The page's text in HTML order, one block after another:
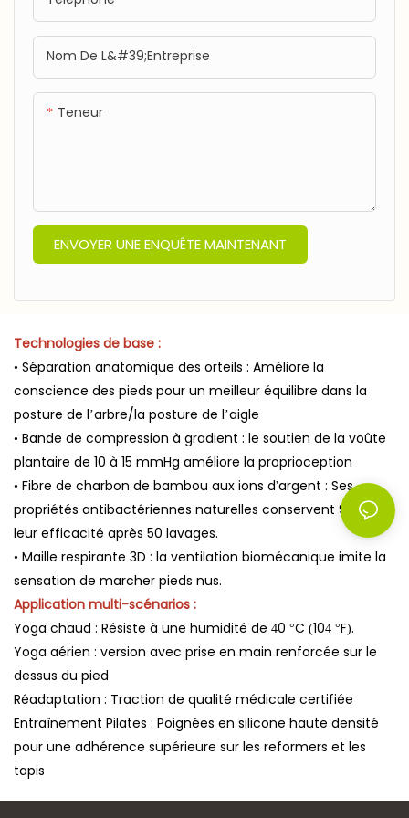
Nom De L&#39;entreprise
Teneur
ENVOYER UNE ENQUÊTE MAINTENANT
qualité
Technologies de base :
• Séparation anatomique des orteils : Améliore la
conscience des pieds pour un meilleur équilibre dans la
posture de l’arbre/la posture de l’aigle
• Bande de compression à gradient : le soutien de la voûte
plantaire de 10 à 15 mmHg améliore la proprioception
• Fibre de charbon de bambou aux ions d'argent : Ses
propriétés antibactériennes naturelles conservent 99 % de
leur efficacité après 50 lavages.
• Maille respirante 3D : la ventilation biomécanique imite la
sensation de marcher pieds nus.
Application multi-scénarios :
Yoga chaud : Résiste à une humidité de 40 °C (104 °F).
Yoga aérien : version avec prise en main renforcée sur le
dessus du pied
Réadaptation : Traction de qualité médicale certifiée
Entraînement Pilates : Poignées en silicone haute densité
pour une adhérence supérieure sur les reformers et les
tapis